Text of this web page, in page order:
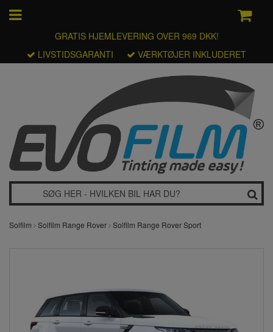
GRATIS HJEMLEVERING OVER 969 DKK!
LIVSTIDSGARANTI
VÆRKTØJER INKLUDERET
Solfilm Solfilm Range Rover Solfilm Range Rover Sport